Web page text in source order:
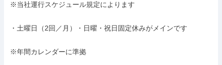
※当社運行スケジュール規定によります
・土曜日（2回／月）・日曜・祝日固定休みがメインです
※年間カレンダーに準拠